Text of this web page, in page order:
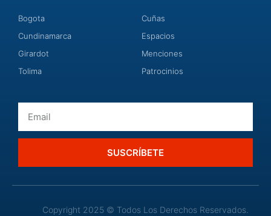
Bogota
Cundinamarca
Girardot
Tolima
Cuñas
Espacios
Menciones
Patrocinios
SUSCRÍBETE
Copyright 2025 © Todos Los Derechos Reservados.